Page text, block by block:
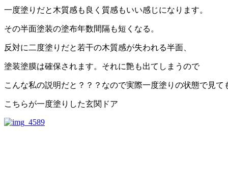
一度塗りだと木質感も良く質感もいい感じになります。
その半面塗装の塗布年数間隔も短くなる。
反対に二度塗りだと若干の木質感が失われる半面、
塗装塗膜は確保されます。それに艶も出てしまうので
こんな私の説明だと？？？なので実際一度塗りの状態で見て
こちらが一度塗りした玄関ドア